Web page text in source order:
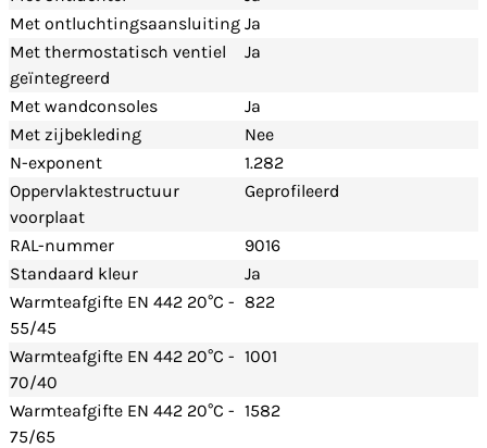
Met ontluchtingsaansluiting Ja
Met thermostatisch ventiel
geïntegreerd
Ja
Met wandconsoles
Ja
Met zijbekleding
Nee
N-exponent
1.282
Oppervlaktestructuur
voorplaat
Geprofileerd
RAL-nummer
9016
Standaard kleur
Ja
Warmteafgifte EN 442 20°C -
55/45
822
Warmteafgifte EN 442 20°C -
70/40
1001
Warmteafgifte EN 442 20°C -
75/65
1582